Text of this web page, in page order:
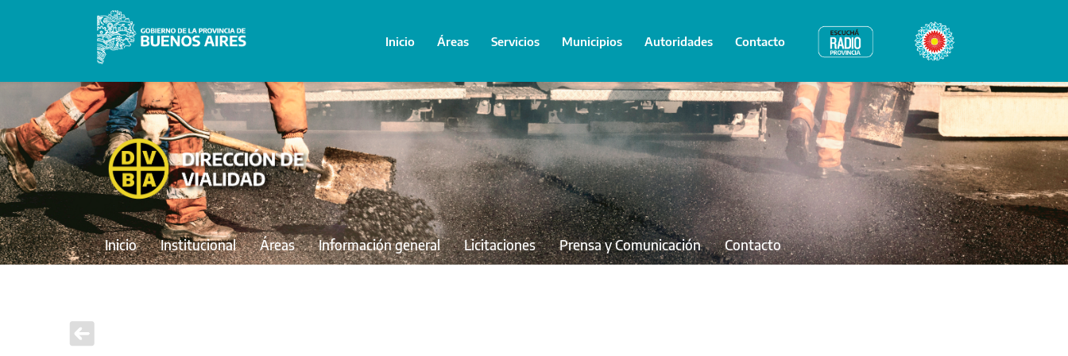
Inicio Áreas Servicios Municipios Autoridades Contacto Radio Provincia Bicentenario
Inicio Institucional Áreas Información general Licitaciones Prensa y Comunicación Contacto